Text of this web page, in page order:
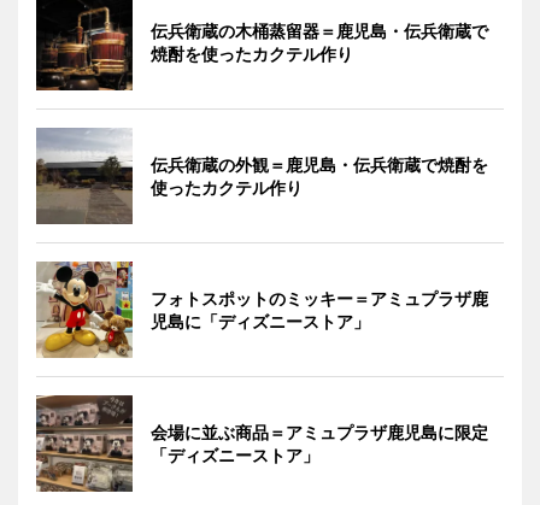
伝兵衛蔵の木桶蒸留器＝鹿児島・伝兵衛蔵で
焼酎を使ったカクテル作り
伝兵衛蔵の外観＝鹿児島・伝兵衛蔵で焼酎を
使ったカクテル作り
フォトスポットのミッキー＝アミュプラザ鹿
児島に「ディズニーストア」
会場に並ぶ商品＝アミュプラザ鹿児島に限定
「ディズニーストア」